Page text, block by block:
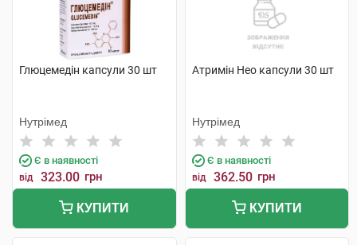
Глюцемедін капсули 30 шт
Нутрімед
Є в наявності
від 323.00 грн
КУПИТИ
Атримін Нео капсули 30 шт
Нутрімед
Є в наявності
від 362.50 грн
КУПИТИ